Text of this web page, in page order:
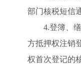
部门核税短信
4.登簿、缮
方抵押权注销
权首次登记的